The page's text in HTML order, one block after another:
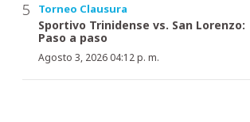
Torneo Clausura
Sportivo Trinidense vs. San Lorenzo:
Paso a paso
Agosto 3, 2026 04:12 p. m.